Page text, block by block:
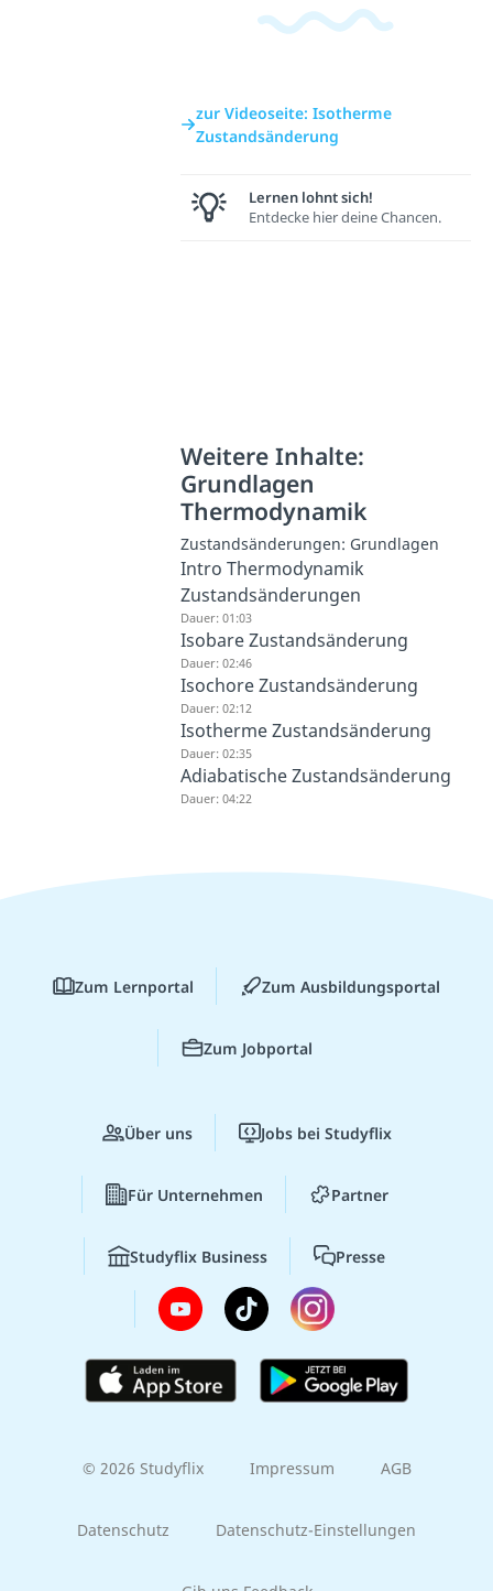
zur Videoseite: Isotherme
Zustandsänderung
Lernen lohnt sich!
Entdecke hier deine Chancen.
Weitere Inhalte:
Grundlagen
Thermodynamik
Zustandsänderungen: Grundlagen
Intro Thermodynamik
Zustandsänderungen
Dauer: 01:03
Isobare Zustandsänderung
Dauer: 02:46
Isochore Zustandsänderung
Dauer: 02:12
Isotherme Zustandsänderung
Dauer: 02:35
Adiabatische Zustandsänderung
Dauer: 04:22
Zum Lernportal Zum Ausbildungsportal
Zum Jobportal
Über uns Jobs bei Studyflix
Für Unternehmen Partner
Studyflix Business Presse
© 2026 Studyflix Impressum AGB
Datenschutz Datenschutz-Einstellungen